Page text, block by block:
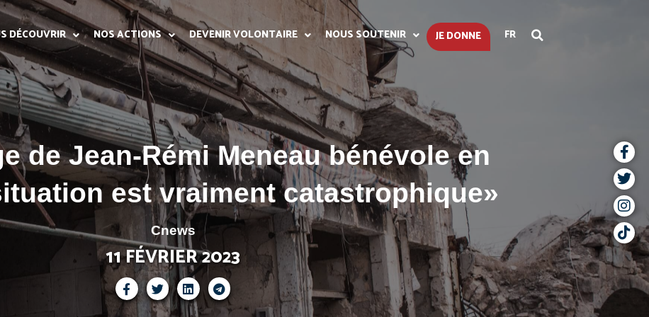
DÉCOUVRIR NOS ACTIONS DEVENIR VOLONTAIRE NOUS SOUTENIR JE DONNE FR
de Jean-Rémi Meneau bénévole en
est vraiment catastrophique»
Cnews
11 FÉVRIER 2023